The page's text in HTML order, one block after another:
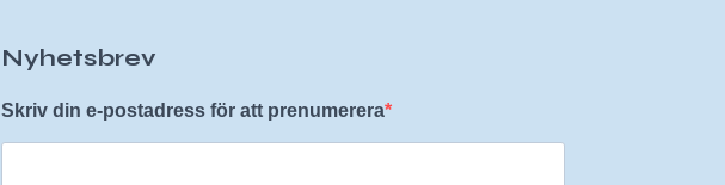
Nyhetsbrev
Skriv din e-postadress för att prenumerera